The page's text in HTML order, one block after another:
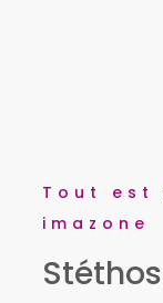
Tout est
imazone